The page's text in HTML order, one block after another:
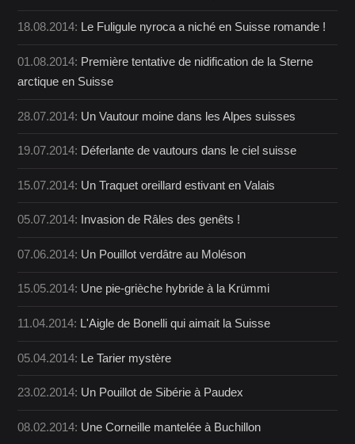
18.08.2014: Le Fuligule nyroca a niché en Suisse romande !
01.08.2014: Première tentative de nidification de la Sterne
arctique en Suisse
28.07.2014: Un Vautour moine dans les Alpes suisses
19.07.2014: Déferlante de vautours dans le ciel suisse
15.07.2014: Un Traquet oreillard estivant en Valais
05.07.2014: Invasion de Râles des genêts !
07.06.2014: Un Pouillot verdâtre au Moléson
15.05.2014: Une pie-grièche hybride à la Krümmi
11.04.2014: L'Aigle de Bonelli qui aimait la Suisse
05.04.2014: Le Tarier mystère
23.02.2014: Un Pouillot de Sibérie à Paudex
08.02.2014: Une Corneille mantelée à Buchillon